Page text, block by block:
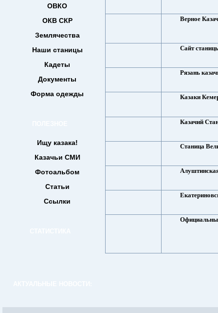
ОВКО
ОКВ СКР
Землячества
Наши станицы
Кадеты
Документы
Форма одежды
Ищу казака!
Казачьи СМИ
Фотоальбом
Статьи
Ссылки
Верное
Сайт
Рязань
Казаки
Казачий
Станица